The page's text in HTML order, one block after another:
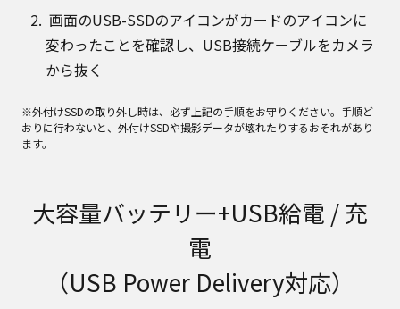
画面のUSB-SSDのアイコンがカードのアイコンに
変わったことを確認し、USB接続ケーブルをカメラ
から抜く
※外付けSSDの取り外し時は、必ず上記の手順をお守りください。手順ど
おりに行わないと、外付けSSDや撮影データが壊れたりするおそれがあり
ます。
大容量バッテリー+USB給電 / 充
電
（USB Power Delivery対応）